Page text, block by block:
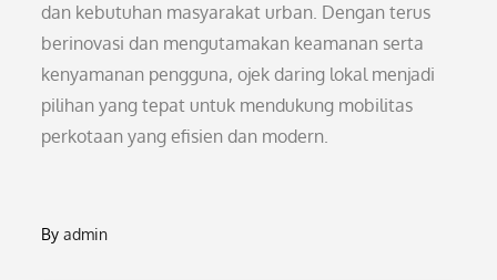
dan kebutuhan masyarakat urban. Dengan terus
berinovasi dan mengutamakan keamanan serta
kenyamanan pengguna, ojek daring lokal menjadi
pilihan yang tepat untuk mendukung mobilitas
perkotaan yang efisien dan modern.
Byadmin